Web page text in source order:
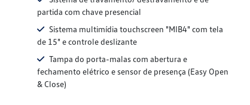
partida com chave presencial
Sistema multimídia touchscreen "MIB4" com tela
de 15" e controle deslizante
Tampa do porta-malas com abertura e
fechamento elétrico e sensor de presença (Easy Open
& Close)